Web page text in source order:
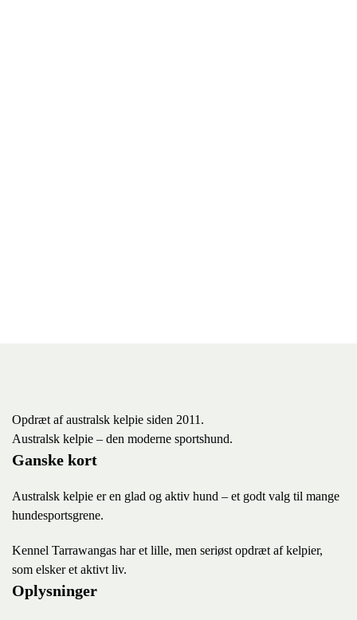
Opdræt af australsk kelpie siden 2011.
Australsk kelpie – den moderne sportshund.
Ganske kort
Australsk kelpie er en glad og aktiv hund – et godt valg til mange
hundesportsgrene.
Kennel Tarrawangas har et lille, men seriøst opdræt af kelpier,
som elsker et aktivt liv.
Oplysninger